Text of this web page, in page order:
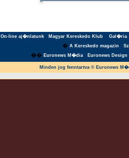
On-line aj�nlatunk Magyar Kereskedo Klub Gal�ria
� A Kereskedo magazin
�� Euronews M�dia Euronews Design
Minden jog fenntartva © Euronews